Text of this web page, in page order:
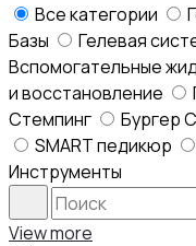
Все категории
Базы
Гелевая
Вспомогательные
и восстановление
Стемпинг
Бургер
SMART педикюр
Инструменты
Search
View more